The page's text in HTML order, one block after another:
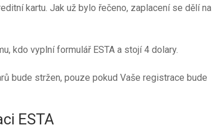
kartu. Jak už bylo řečeno, zaplacení se dělí na
kdo vyplní formulář ESTA a stojí 4 dolary.
bude stržen, pouze pokud Vaše registrace bude
ESTA